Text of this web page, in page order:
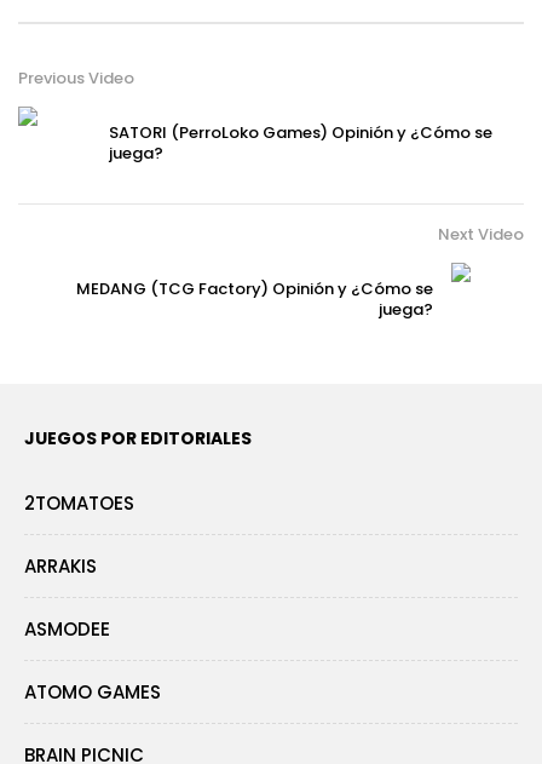
Previous Video
SATORI (PerroLoko Games) Opinión y ¿Cómo se
juega?
Next Video
MEDANG (TCG Factory) Opinión y ¿Cómo se
juega?
JUEGOS POR EDITORIALES
2TOMATOES
ARRAKIS
ASMODEE
ATOMO GAMES
BRAIN PICNIC